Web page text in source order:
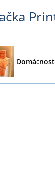
Domácnost